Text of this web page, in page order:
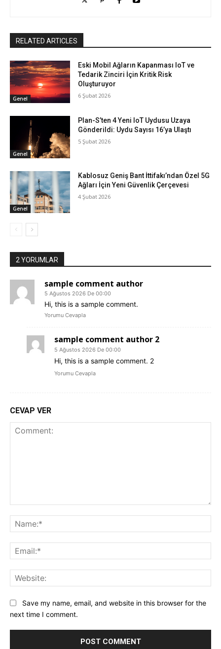
RELATED ARTICLES
Genel
Eski Mobil Ağların Kapanması IoT ve
Tedarik Zinciri İçin Kritik Risk
Oluşturuyor
6 Şubat 2026
Genel
Plan-S’ten 4 Yeni IoT Uydusu Uzaya
Gönderildi: Uydu Sayısı 16’ya Ulaştı
5 Şubat 2026
Genel
Kablosuz Geniş Bant İttifakı’ndan Özel 5G
Ağları İçin Yeni Güvenlik Çerçevesi
4 Şubat 2026
2 YORUMLAR
sample comment author
5 Ağustos 2026 De 00:00
Hi, this is a sample comment.
Yorumu Cevapla
sample comment author 2
5 Ağustos 2026 De 00:00
Hi, this is a sample comment. 2
Yorumu Cevapla
CEVAP VER
Save my name, email, and website in this browser for the
next time I comment.